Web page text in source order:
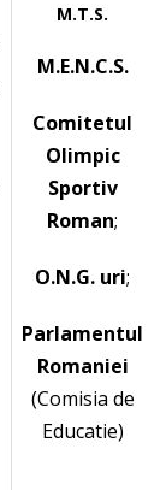
M.T.S.
M.E.N.C.S.
Comitetul
Olimpic
Sportiv
Roman;
O.N.G. uri;
Parlamentul
Romaniei
(Comisia de
Educatie)